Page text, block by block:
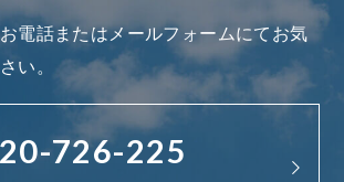
電話またはメールフォームにてお気
い。
726-225